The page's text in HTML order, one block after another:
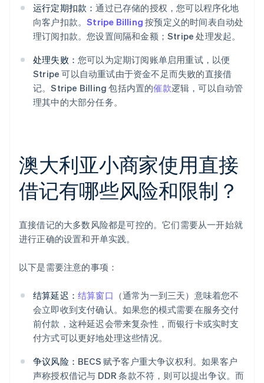
运行定期扣款：通过已存储的授权，您可以程序化地
向客户扣款。Stripe Billing 按预定义的时间表自动处
理订阅扣款。您设置间隔和金额；Stripe 处理发起。
处理失败： 您可以为定期订阅账单启用重试，以便
Stripe 可以自动重试由于资金不足而失败的直接借
记。Stripe Billing 包括内置的催款逻辑，可以自动管
理其中的大部分任务。
澳大利亚小商家使用直接
借记有哪些风险和限制？
直接借记的大多数风险都是可控的。它们需要从一开始就
进行正确的设置和开单实践。
以下是需要注意的事项：
结算延迟： 结算窗口 （通常为一到三天）意味着您不
会立即收到支付确认。如果您的模式需要在服务交付
前付款，这种延迟会带来复杂性，而银行卡或实时支
付方式可以更好地处理这些情况。
争议风险： BECS 赋予客户重大争议权利。如果客户
声称授权借记与 DDR 条款不符，则可以提出争议。而